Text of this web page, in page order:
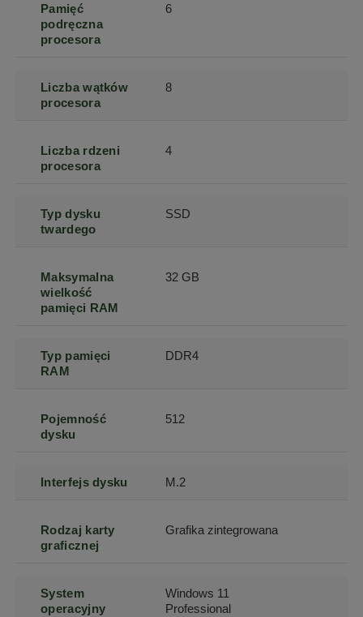
Pamięć
podręczna
procesora
6
Liczba wątków
procesora
8
Liczba rdzeni
procesora
4
Typ dysku
twardego
SSD
Maksymalna
wielkość
pamięci RAM
32 GB
Typ pamięci
RAM
DDR4
Pojemność
dysku
512
Interfejs dysku M.2
Rodzaj karty
graficznej
Grafika zintegrowana
System
operacyjny
Windows 11
Professional